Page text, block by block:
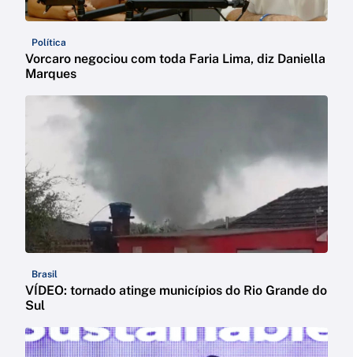
Política
Vorcaro negociou com toda Faria Lima, diz Daniella
Marques
Brasil
VÍDEO: tornado atinge municípios do Rio Grande do
Sul